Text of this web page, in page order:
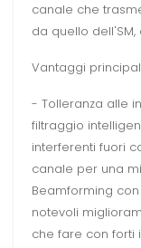
canale che
da quello
Vantaggi
- Tolleranza alle
filtraggio
interferenti fuori
canale per una
Beamforming
notevoli
che fare con forti